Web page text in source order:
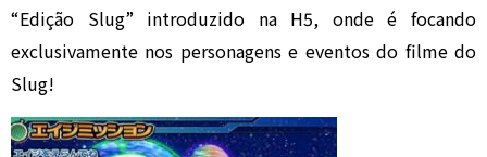
“Edição Slug” introduzido na H5, onde é focando
exclusivamente nos personagens e eventos do filme do
Slug!